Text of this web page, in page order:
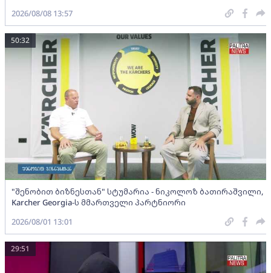
2026/08/08 13:57
"შენობით ბიზნესთან" სტუმარია - ნიკოლოზ ბათირაშვილი,
Karcher Georgia-ს მმართველი პარტნიორი
50:32
2026/08/01 13:01
29:51